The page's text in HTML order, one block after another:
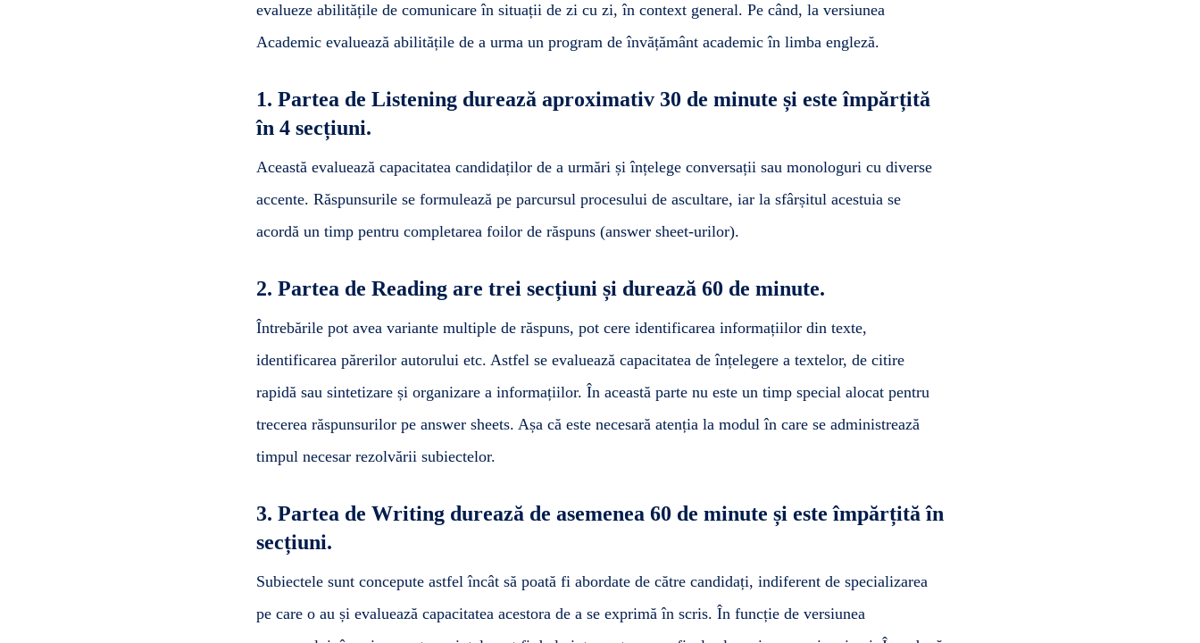
evalueze abilitățile de comunicare în situații de zi cu zi, în context general. Pe când, la versiunea
Academic evaluează abilitățile de a urma un program de învățământ academic în limba engleză.
1. Partea de Listening durează aproximativ 30 de minute și este împărțită
în 4 secțiuni.
Această evaluează capacitatea candidaților de a urmări și înțelege conversații sau monologuri cu diverse
accente. Răspunsurile se formulează pe parcursul procesului de ascultare, iar la sfârșitul acestuia se
acordă un timp pentru completarea foilor de răspuns (answer sheet-urilor).
2. Partea de Reading are trei secțiuni și durează 60 de minute.
Întrebările pot avea variante multiple de răspuns, pot cere identificarea informațiilor din texte,
identificarea părerilor autorului etc. Astfel se evaluează capacitatea de înțelegere a textelor, de citire
rapidă sau sintetizare și organizare a informațiilor. În această parte nu este un timp special alocat pentru
trecerea răspunsurilor pe answer sheets. Așa că este necesară atenția la modul în care se administrează
timpul necesar rezolvării subiectelor.
3. Partea de Writing durează de asemenea 60 de minute și este împărțită în
secțiuni.
Subiectele sunt concepute astfel încât să poată fi abordate de către candidați, indiferent de specializarea
pe care o au și evaluează capacitatea acestora de a se exprimă în scris. În funcție de versiunea